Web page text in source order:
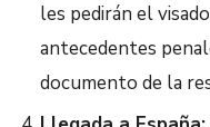
les pedirán el
antecedentes
documento de la